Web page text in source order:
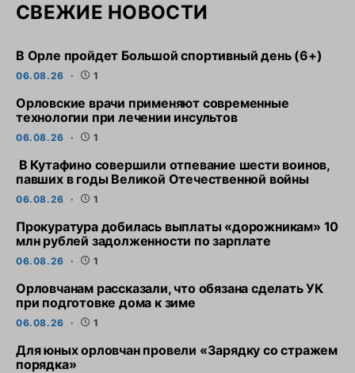
СВЕЖИЕ НОВОСТИ
В Орле пройдет Большой спортивный день (6+)
06.08.26 1
Орловские врачи применяют современные
технологии при лечении инсультов
06.08.26 1
В Кутафино совершили отпевание шести воинов,
павших в годы Великой Отечественной войны
06.08.26 1
Прокуратура добилась выплаты «дорожникам» 10
млн рублей задолженности по зарплате
06.08.26 1
Орловчанам рассказали, что обязана сделать УК
при подготовке дома к зиме
06.08.26 1
Для юных орловчан провели «Зарядку со стражем
порядка»